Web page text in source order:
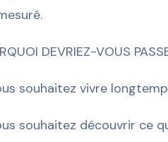
DEVRIEZ-VOUS
souhaitez vivre
souhaitez découvrir ce